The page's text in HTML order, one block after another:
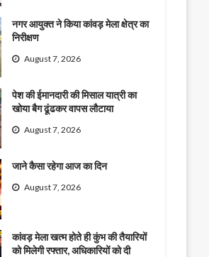
नगर आयुक्त ने किया कांवड़ मेला क्षेत्र का
निरीक्षण
August 7, 2026
पेश की ईमानदारी की मिसाल यात्री का
खोया बैग ढूंढकर वापस लौटाया
August 7, 2026
जाने कैसा रहेगा आज का दिन
August 7, 2026
कांवड़ मेला खत्म होते ही कुंभ की तैयारियों
को मिलेगी रफ्तार, अधिकारियों को दी